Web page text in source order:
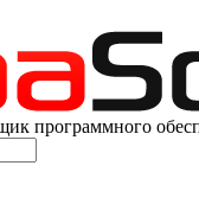
программного